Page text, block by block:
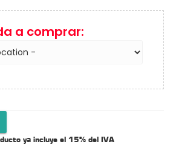
a comprar:
ya incluye el 15% del IVA